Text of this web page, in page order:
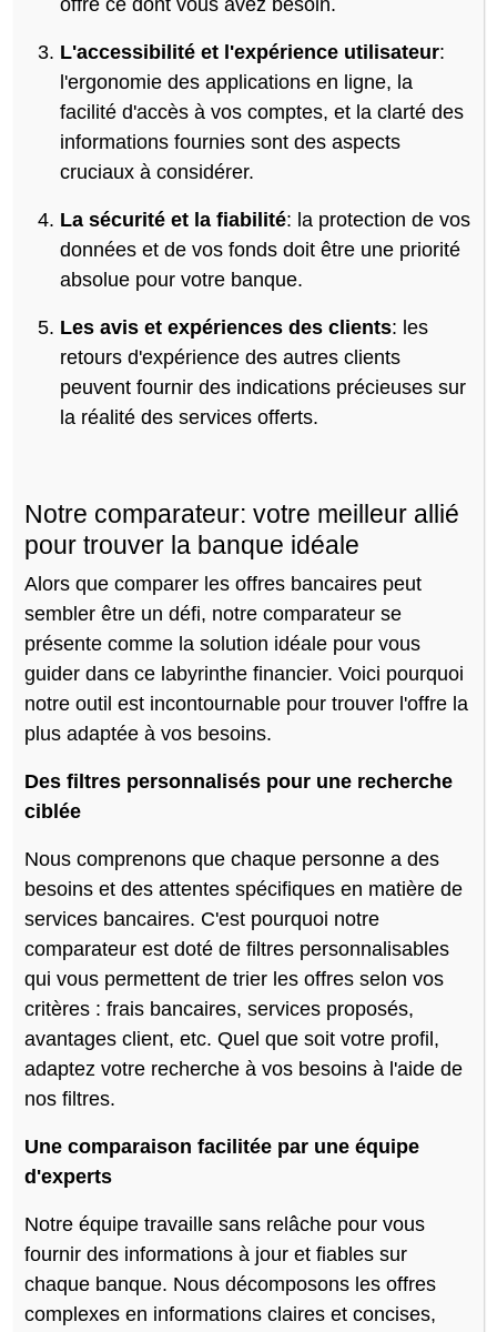
offre ce dont vous avez besoin.
L'accessibilité et l'expérience utilisateur:
l'ergonomie des applications en ligne, la
facilité d'accès à vos comptes, et la clarté des
informations fournies sont des aspects
cruciaux à considérer.
La sécurité et la fiabilité: la protection de vos
données et de vos fonds doit être une priorité
absolue pour votre banque.
Les avis et expériences des clients: les
retours d'expérience des autres clients
peuvent fournir des indications précieuses sur
la réalité des services offerts.
Notre comparateur: votre meilleur allié
pour trouver la banque idéale
Alors que comparer les offres bancaires peut
sembler être un défi, notre comparateur se
présente comme la solution idéale pour vous
guider dans ce labyrinthe financier. Voici pourquoi
notre outil est incontournable pour trouver l'offre la
plus adaptée à vos besoins.
Des filtres personnalisés pour une recherche
ciblée
Nous comprenons que chaque personne a des
besoins et des attentes spécifiques en matière de
services bancaires. C'est pourquoi notre
comparateur est doté de filtres personnalisables
qui vous permettent de trier les offres selon vos
critères : frais bancaires, services proposés,
avantages client, etc. Quel que soit votre profil,
adaptez votre recherche à vos besoins à l'aide de
nos filtres.
Une comparaison facilitée par une équipe
d'experts
Notre équipe travaille sans relâche pour vous
fournir des informations à jour et fiables sur
chaque banque. Nous décomposons les offres
complexes en informations claires et concises,